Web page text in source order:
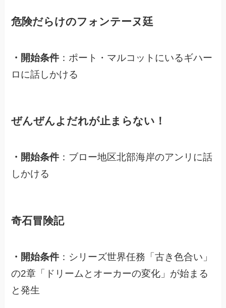
危険だらけのフォンテーヌ廷
・開始条件 ：ポート・マルコットにいるギハー
ロに話しかける
ぜんぜんよだれが止まらない！
・開始条件 ：ブロー地区北部海岸のアンリに話
しかける
奇石冒険記
・開始条件 ：シリーズ世界任務「古き色合い」
の2章 「ドリームとオーカーの変化」が始まる
と発生